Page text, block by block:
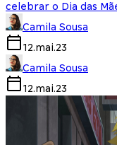
celebrar o Dia das
Camila Sousa
12.mai.23
Camila Sousa
12.mai.23